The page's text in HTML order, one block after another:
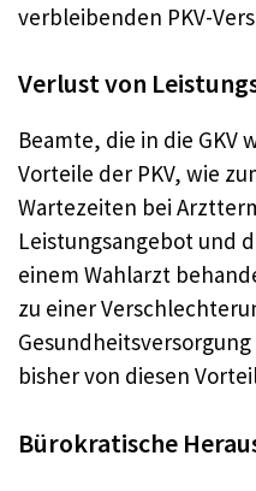
verbleibenden PKV-
Verlust von
Beamte, die in die GKV
Vorteile der PKV, wie
Wartezeiten bei
Leistungsangebot und
einem Wahlarzt
zu einer
bisher von diesen
Bürokratische